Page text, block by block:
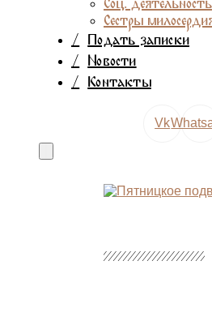
Сестры
/ Подать записки
/ Новости
/ Контакты
Vk